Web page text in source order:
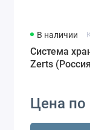
В наличии
Система
Zerts
Цена по